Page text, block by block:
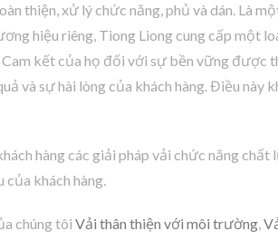
thiện, xử lý chức năng, phủ và dán. Là
hiệu riêng, Tiong Liong cung cấp
kết của họ đối với sự bền vững được
và sự hài lòng của khách hàng. Điều
hàng các giải pháp vải chức năng
của khách hàng.
chúng tôi Vải thân thiện với môi trường,